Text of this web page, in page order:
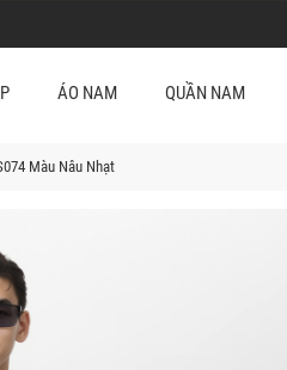
ÁO NAM QUẦN NAM
Màu Nâu Nhạt